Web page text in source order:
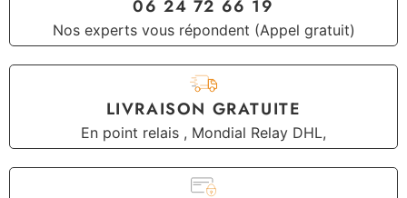
06 24 72 66 19
Nos experts vous répondent (Appel gratuit)
LIVRAISON GRATUITE
En point relais , Mondial Relay DHL,